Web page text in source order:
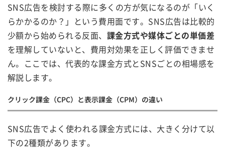
SNS広告を検討する際に多くの方が気になるのが「いく
らかかるのか？」という費用面です。SNS広告は比較的
少額から始められる反面、 課金方式や媒体ごとの単価差
を理解していないと、費用対効果を正しく評価できませ
ん。ここでは、代表的な課金方式とSNSごとの相場感を
解説します。
クリック課金（CPC）と表示課金（CPM）の違い
SNS広告でよく使われる課金方式には、大きく分けて以
下の2種類があります。